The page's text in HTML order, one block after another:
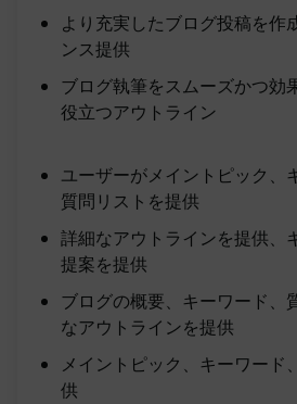
より充実したブログ投稿を作
ンス提供
ブログ執筆をスムーズかつ効
役立つアウトライン
ユーザーがメイントピック、
質問リストを提供
詳細なアウトラインを提供、
提案を提供
ブログの概要、キーワード、
なアウトラインを提供
メイントピック、キーワード
供